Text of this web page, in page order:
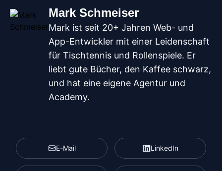
Mark Schmeiser
Mark ist seit 20+ Jahren Web- und
App-Entwickler mit einer Leidenschaft
für Tischtennis und Rollenspiele. Er
liebt gute Bücher, den Kaffee schwarz,
und hat eine eigene Agentur und
Academy.
E-Mail LinkedIn